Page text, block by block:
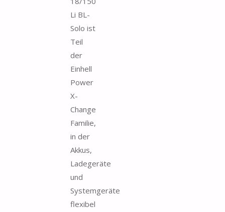
Li BL-
Solo ist
Teil
der
Einhell
Power
X-
Change
Familie,
in der
Akkus,
Ladegeräte
und
Systemgeräte
flexibel